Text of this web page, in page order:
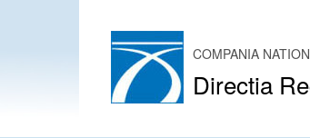
COMPANIA
Directia